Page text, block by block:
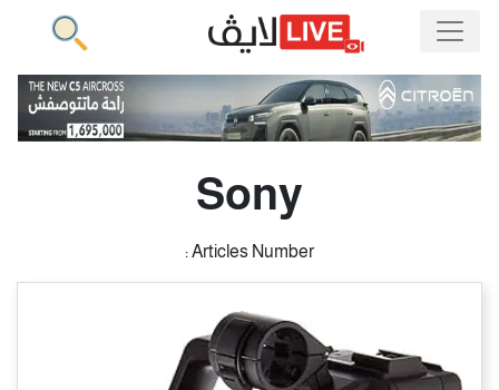
Sony
Articles Number :